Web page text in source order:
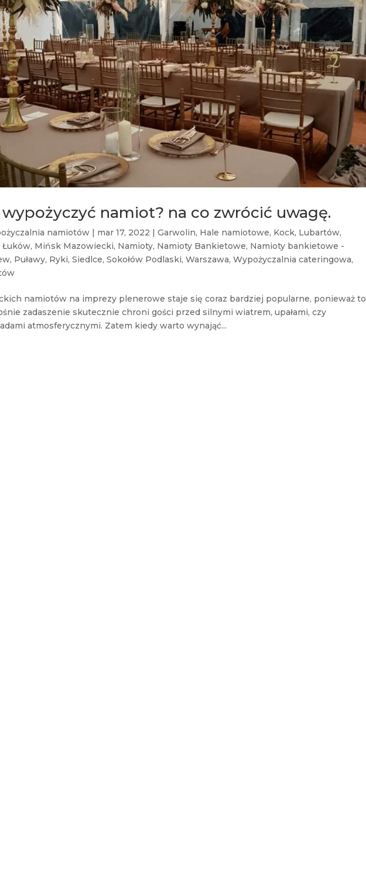
namiot? na co zwrócić uwagę.
namiotów | mar 17, 2022 |Garwolin, Hale namiotowe, Kock, Lubartów,
Łuków, Mińsk Mazowiecki, Namioty, Namioty Bankietowe, Namioty bankietowe -
, Puławy, Ryki,Siedlce,Sokołów Podlaski,Warszawa,Wypożyczalnia cateringowa,
namiotów na imprezy plenerowe staje się coraz bardziej popularne, ponieważ to
zadaszenie skutecznie chroni gości przed silnymi wiatrem, upałami, czy
atmosferycznymi. Zatem kiedy warto wynająć...